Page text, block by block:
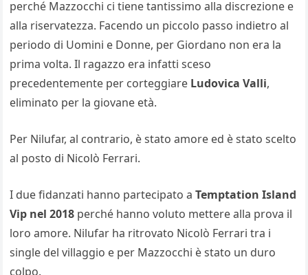
perché Mazzocchi ci tiene tantissimo alla discrezione e
alla riservatezza. Facendo un piccolo passo indietro al
periodo di Uomini e Donne, per Giordano non era la
prima volta. Il ragazzo era infatti sceso
precedentemente per corteggiare Ludovica Valli,
eliminato per la giovane età.
Per Nilufar, al contrario, è stato amore ed è stato scelto
al posto di Nicolò Ferrari.
I due fidanzati hanno partecipato a Temptation Island
Vip nel 2018 perché hanno voluto mettere alla prova il
loro amore. Nilufar ha ritrovato Nicolò Ferrari tra i
single del villaggio e per Mazzocchi è stato un duro
colpo.